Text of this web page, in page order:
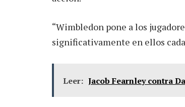
“Wimbledon pone a los
significativamente en ellos
Leer: Jacob Fearnley contra